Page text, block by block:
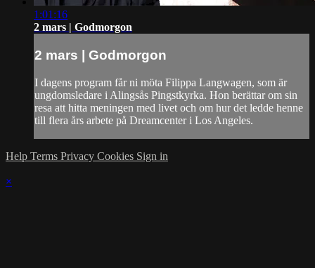
1:01:16
2 mars | Godmorgon
2 mars | Godmorgon
I dagens program får ni möta Filippa Langwagen, som är
ungdomsledare i Alingsås Pingstkyrka. Hon berättar om sin
resa att hitta meningen med livet och om hur det ledde henne
till flera års arbete på Dreamcenter i Los Angeles.
Help Terms Privacy Cookies Sign in
×